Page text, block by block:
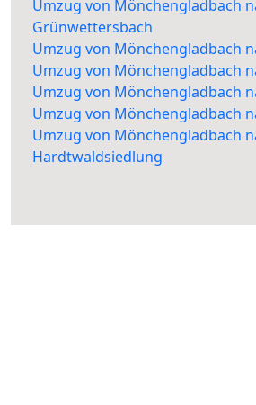
Umzug von Mönchengladbach
Grünwettersbach
Umzug von Mönchengladbach
Umzug von Mönchengladbach
Umzug von Mönchengladbach
Umzug von Mönchengladbach
Umzug von Mönchengladbach
Hardtwaldsiedlung